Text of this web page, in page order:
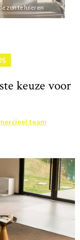
zon te luieren
keuze voor
team